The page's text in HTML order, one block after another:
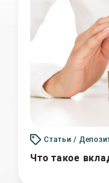
Статьи /
Что такое